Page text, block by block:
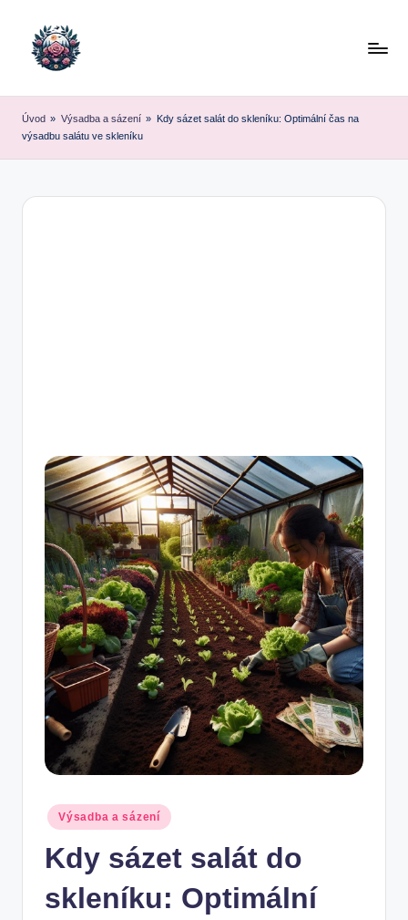
Úvod » Výsadba a sázení » Kdy sázet salát do skleníku: Optimální čas na
výsadbu salátu ve skleníku
Posted
in
Výsadba a sázení
Kdy sázet salát do
skleníku: Optimální